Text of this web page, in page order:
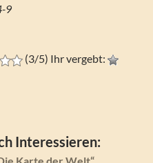
9
(3/5) Ihr vergebt:
Interessieren: